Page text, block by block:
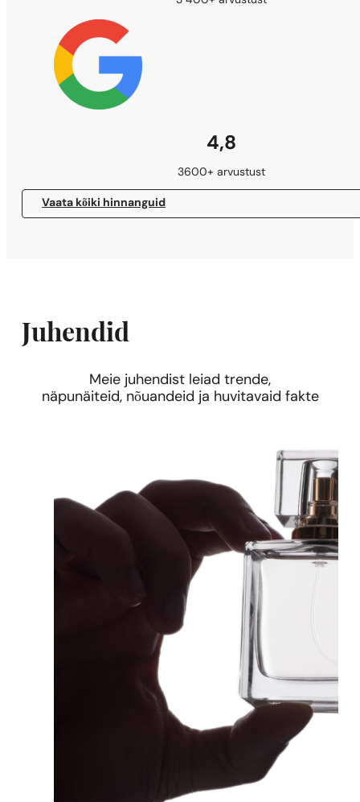
4,8
3600+ arvustust
Vaata kõiki hinnanguid
Juhendid
Meie juhendist leiad trende,
näpunäiteid, nõuandeid ja huvitavaid fakte